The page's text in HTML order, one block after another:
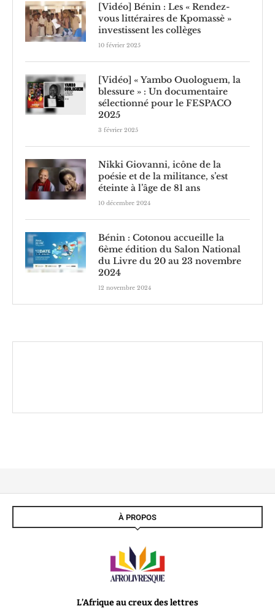
[Vidéo] Bénin : Les « Rendez-
vous littéraires de Kpomassè »
investissent les collèges
10 février 2025
[Vidéo] « Yambo Ouologuem, la
blessure » : Un documentaire
sélectionné pour le FESPACO
2025
3 février 2025
Nikki Giovanni, icône de la
poésie et de la militance, s’est
éteinte à l’âge de 81 ans
10 décembre 2024
Bénin : Cotonou accueille la
6ème édition du Salon National
du Livre du 20 au 23 novembre
2024
12 novembre 2024
À PROPOS
L’Afrique au creux des lettres